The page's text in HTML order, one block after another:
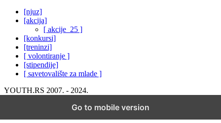
[njuz]
[akcija]
[ akcije_25 ]
[konkursi]
[treninzi]
[ volontiranje ]
[stipendije]
[ savetovalište za mlade ]
YOUTH.RS 2007. - 2024.
Go to mobile version